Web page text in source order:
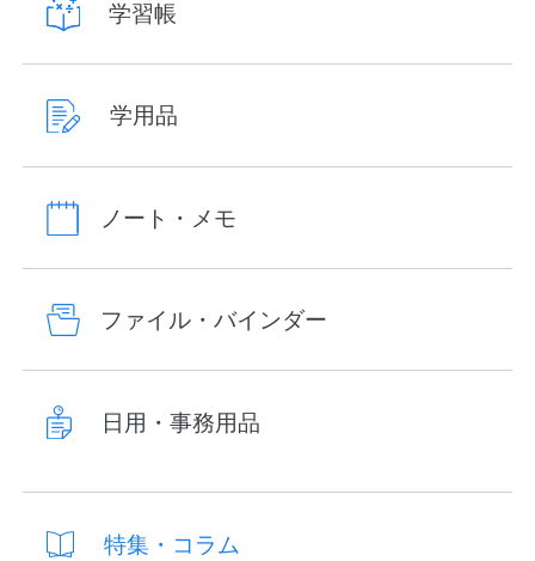
学習帳
学用品
ノート・メモ
ファイル・バインダー
日用・事務用品
特集・コラム